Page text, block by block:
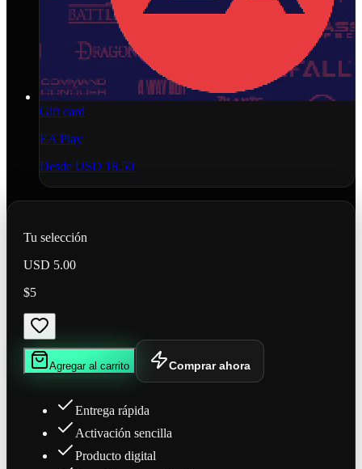
Gift card
EA Play
Desde USD 18.50
Tu selección
USD 5.00
$5
Agregar al carrito Comprar ahora
Entrega rápida
Activación sencilla
Producto digital